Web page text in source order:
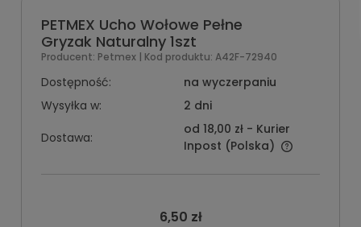
PETMEX Ucho Wołowe Pełne
Gryzak Naturalny 1szt
Producent: Petmex | Kod produktu: A42F-72940
Dostępność:
na wyczerpaniu
Wysyłka w:
2 dni
Dostawa:
od 18,00 zł - Kurier
Inpost (Polska)
6,50 zł